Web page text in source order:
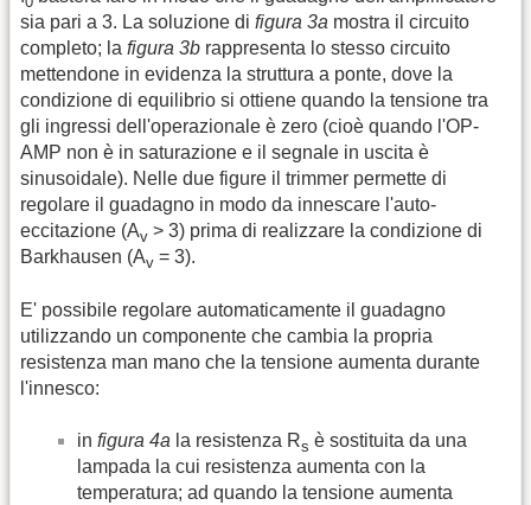
sia pari a 3. La soluzione di figura 3a mostra il circuito
completo; la figura 3b rappresenta lo stesso circuito
mettendone in evidenza la struttura a ponte, dove la
condizione di equilibrio si ottiene quando la tensione tra
gli ingressi dell'operazionale è zero (cioè quando l'OP-
AMP non è in saturazione e il segnale in uscita è
sinusoidale). Nelle due figure il trimmer permette di
regolare il guadagno in modo da innescare l'auto-
eccitazione (Av > 3) prima di realizzare la condizione di
Barkhausen (Av = 3).
E' possibile regolare automaticamente il guadagno
utilizzando un componente che cambia la propria
resistenza man mano che la tensione aumenta durante
l'innesco:
in figura 4a la resistenza Rs è sostituita da una
lampada la cui resistenza aumenta con la
temperatura; ad quando la tensione aumenta